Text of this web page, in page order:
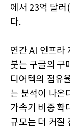
에서 23억 달
다.
연간 AI 인프라
붓는 구글의 구
디어텍의 점유
는 분석이 나온
가속기 비중 확
규모는 더 커질